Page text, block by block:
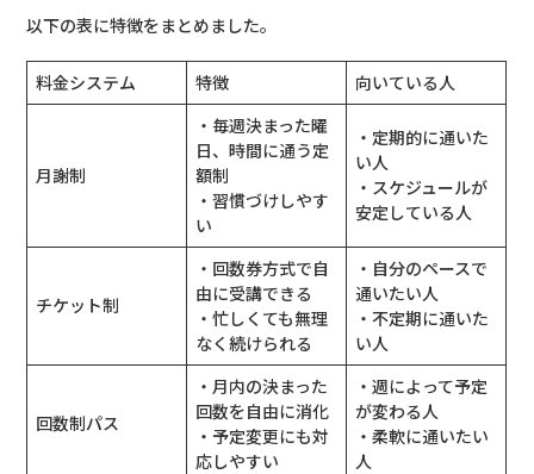
以下の表に特徴をまとめました。
料金システム 特徴 向いている人
月謝制
・毎週決まった曜
日、時間に通う定
額制
・習慣づけしやす
い
・定期的に通いた
い人
・スケジュールが
安定している人
チケット制
・回数券方式で自
由に受講できる
・忙しくても無理
なく続けられる
・自分のペースで
通いたい人
・不定期に通いた
い人
回数制パス
・月内の決まった
回数を自由に消化
・予定変更にも対
応しやすい
・週によって予定
が変わる人
・柔軟に通いたい
人